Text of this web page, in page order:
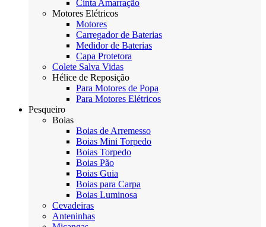
Cinta Amarração
Motores Elétricos
Motores
Carregador de Baterias
Medidor de Baterias
Capa Protetora
Colete Salva Vidas
Hélice de Reposição
Para Motores de Popa
Para Motores Elétricos
Pesqueiro
Boias
Boias de Arremesso
Boias Mini Torpedo
Boias Torpedo
Boias Pão
Boias Guia
Boias para Carpa
Boias Luminosa
Cevadeiras
Anteninhas